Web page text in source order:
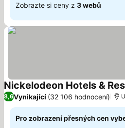
Zobrazte si ceny z 3 webů
Nickelodeon Hotels &
8,6Vynikající (32 106 hodnocení)
Pro zobrazení přesných cen